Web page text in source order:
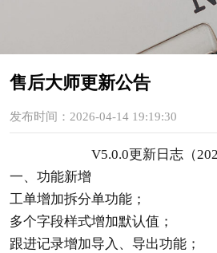
售后大师更新公告
发布时间：2026-04-14 19:19:30
V5.0.0更新日志（
一、功能新增
工单增加拆分单功能；
多个字段样式增加默认值；
跟进记录增加导入、导出功能；